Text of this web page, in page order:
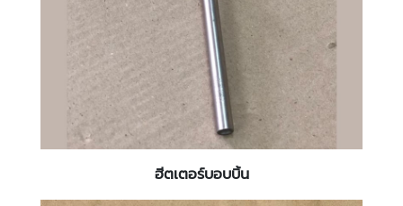
ฮีตเตอร์บอบบิ้น